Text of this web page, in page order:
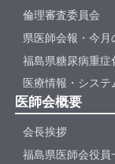
倫理審査委員会
県医師会報・今月
福島県糖尿病重症
医療情報・シス
医師会概要
会長挨拶
福島県医師会役員